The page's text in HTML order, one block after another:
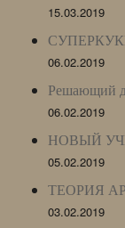
15.03.2019
06.02.2019
Решающий
06.02.2019
НОВЫЙ
05.02.2019
ТЕОРИЯ
03.02.2019